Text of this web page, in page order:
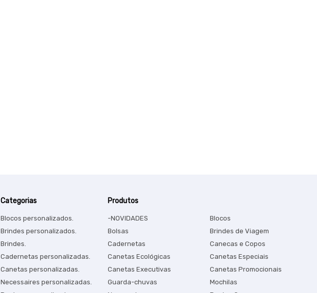
Categorias
Blocos personalizados.
Brindes personalizados.
Brindes.
Cadernetas personalizadas.
Canetas personalizadas.
Necessaires personalizadas.
Produtos
-NOVIDADES
Blocos
Bolsas
Brindes de Viagem
Cadernetas
Canecas e Copos
Canetas Ecológicas
Canetas Especiais
Canetas Executivas
Canetas Promocionais
Guarda-chuvas
Mochilas